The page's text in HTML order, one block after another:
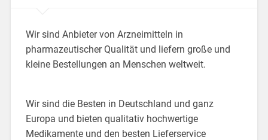
Wir sind Anbieter von Arzneimitteln in
pharmazeutischer Qualität und liefern große und
kleine Bestellungen an Menschen weltweit.
Wir sind die Besten in Deutschland und ganz
Europa und bieten qualitativ hochwertige
Medikamente und den besten Lieferservice